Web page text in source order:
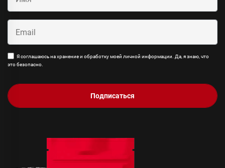
Я соглашаюсь на хранение и обработку моей личной информации. Да, я знаю, что
это безопасно.
Подписаться